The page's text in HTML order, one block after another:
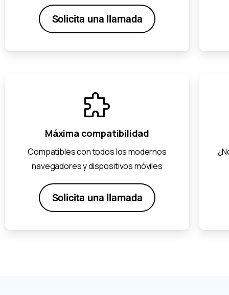
Solicita una llamada
Máxima compatibilidad
Compatibles con todos los modernos
navegadores y dispositivos móviles
Solicita una llamada